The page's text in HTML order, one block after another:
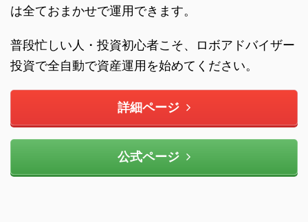
は全ておまかせで運用できます。
普段忙しい人・投資初心者こそ、ロボアドバイザー
投資で全自動で資産運用を始めてください。
詳細ページ
公式ページ